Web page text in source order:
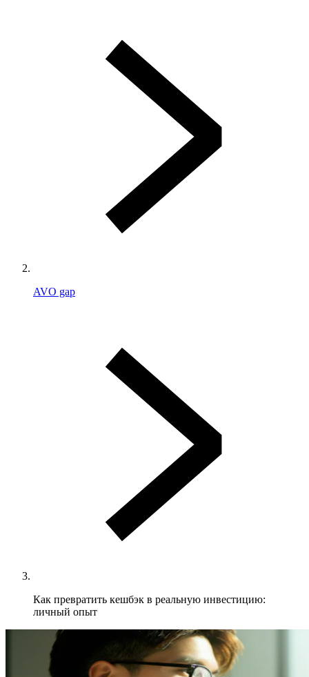
AVO gap
Как превратить кешбэк в реальную инвестицию:
личный опыт